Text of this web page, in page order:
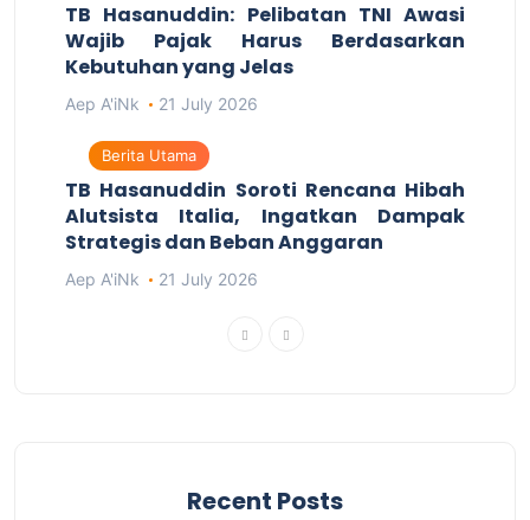
TB Hasanuddin: Pelibatan TNI Awasi
Wajib Pajak Harus Berdasarkan
Kebutuhan yang Jelas
Aep A'iNk 21 July 2026
Berita Utama
TB Hasanuddin Soroti Rencana Hibah
Alutsista Italia, Ingatkan Dampak
Strategis dan Beban Anggaran
Aep A'iNk 21 July 2026
Recent Posts